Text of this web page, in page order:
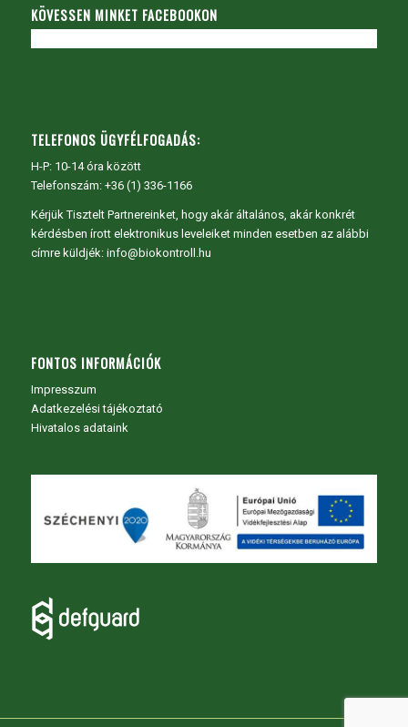
KÖVESSEN MINKET FACEBOOKON
TELEFONOS ÜGYFÉLFOGADÁS:
H-P: 10-14 óra között
Telefonszám: +36 (1) 336-1166
Kérjük Tisztelt Partnereinket, hogy akár általános, akár konkrét
kérdésben írott elektronikus leveleiket minden esetben az alábbi
címre küldjék: info@biokontroll.hu
FONTOS INFORMÁCIÓK
Impresszum
Adatkezelési tájékoztató
Hivatalos adataink